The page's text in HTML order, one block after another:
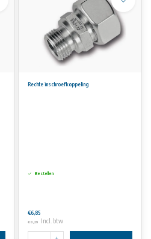
Rechte inschroefkoppeling
Bestellen
€6,85
€8,29 Incl. btw